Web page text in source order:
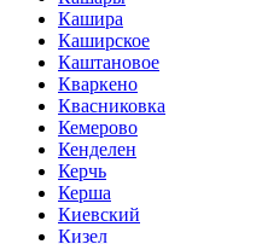
Кашира
Каширское
Каштановое
Кваркено
Квасниковка
Кемерово
Кенделен
Керчь
Керша
Киевский
Кизел